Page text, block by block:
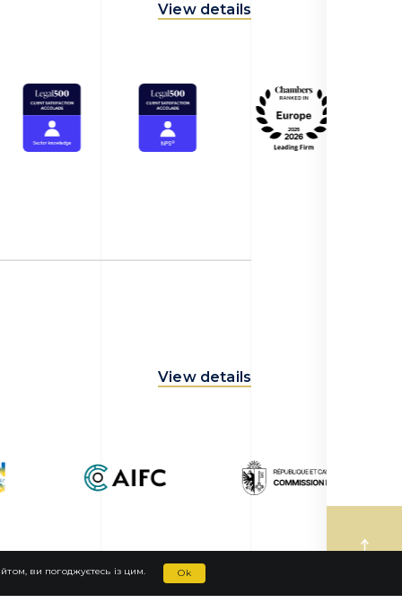
View details
View details
ви погоджуєтесь із цим. Ok